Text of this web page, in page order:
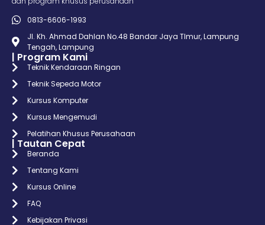
0813-6606-1993
Jl. Kh. Ahmad Dahlan No.48 Bandar Jaya TImur, Lampung
Tengah, Lampung
| Program Kami
Teknik Kendaraan Ringan
Teknik Sepeda Motor
Kursus Komputer
Kursus Mengemudi
Pelatihan Khusus Perusahaan
| Tautan Cepat
Beranda
Tentang Kami
Kursus Online
FAQ
Kebijakan Privasi